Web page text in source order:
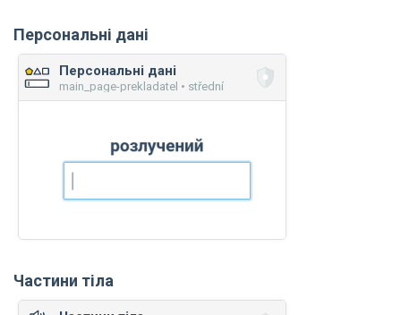
Персональні дані
Персональні дані
main_page-prekladatel • střední
Частини тіла